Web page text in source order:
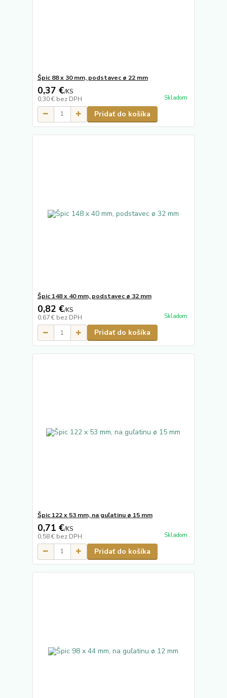
Špic 88 x 30 mm, podstavec ø 22 mm
0,37 €/KS
0,30 € bez DPH Skladom
Pridať do košíka
Špic 148 x 40 mm, podstavec ø 32 mm
0,82 €/KS
0,67 € bez DPH Skladom
Pridať do košíka
Špic 122 x 53 mm, na guľatinu ø 15 mm
0,71 €/KS
0,58 € bez DPH Skladom
Pridať do košíka